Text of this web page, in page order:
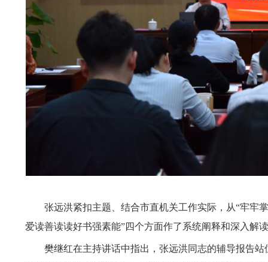
张远洪紧扣主题、结合市直机关工作实际，从“牢牢
爱读善读读好书强素能”四个方面作了系统阐释和深入解
樊继红在主持讲话中指出，张远洪同志的辅导报告站